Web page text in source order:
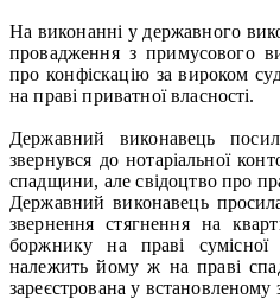
На виконанні у державного
провадження з примусового
про конфіскацію за вироком
на праві приватної власності.
Державний виконавець
звернувся до нотаріальної
спадщини, але свідоцтво про
Державний виконавець
звернення стягнення на
боржнику на праві сумісної
належить йому ж на праві
зареєстрована у встановленому